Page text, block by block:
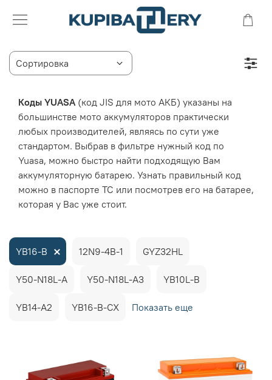
Коды YUASA (код JIS для мото АКБ) указаны на
большинстве мото аккумуляторов практически
любых производителей, являясь по сути уже
стандартом. Выбрав в фильтре нужный код по
Yuasa, можно быстро найти подходящую Вам
аккумуляторную батарею. Узнать правильный код
можно в паспорте ТС или посмотрев его на батарее,
которая у Вас уже стоит.
YB16-B 12N9-4B-1 GYZ32HL
Y50-N18L-A Y50-N18L-A3 YB10L-B
YB14-A2 YB16-B-CX Показать еще